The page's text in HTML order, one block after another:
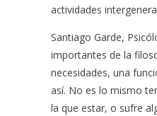
actividades
Santiago Garde,
importantes de la
necesidades, una
así. No es lo mismo
la que estar, o sufre